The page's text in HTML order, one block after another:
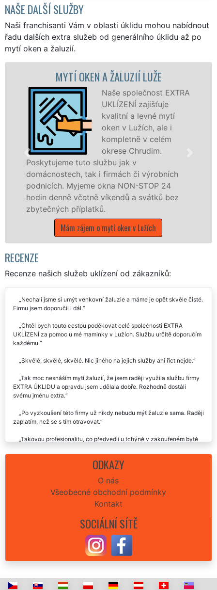
NAŠE DALŠÍ SLUŽBY
Naši franchisanti Vám v oblasti úklidu mohou nabídnout
řadu dalších extra služeb od generálního úklidu až po
mytí oken a žaluzií.
MYTÍ OKEN A ŽALUZIÍ LUŽE
Naše společnost EXTRA
UKLÍZENÍ zajišťuje
kvalitní a levné mytí
oken v Lužích, ale i
kompletně v celém
okrese Chrudim.
tuto službu jak v
tak i firmách či výrobních
Myjeme okna NON-STOP 24
denně včetně víkendů a svátků bez
příplatků.
Mám zájem o mytí oken v Lužích
RECENZE
Recenze našich služeb uklízení od zákazníků:
Nechali jsme si umýt venkovní žaluzie a máme je opět skvěle čisté.
Firmu jsem doporučil i dál.
Chtěl bych touto cestou poděkovat celé společnosti EXTRA
UKLÍZENÍ za pomoc u mé maminky v Lužích. Službu určitě doporučím
každému.
Skvělé, skvělé, skvělé. Nic jiného na jejich služby ani říct nejde.
Tak moc nesnáším mytí žaluzií, že jsem raději využila službu firmy
EXTRA ÚKLIDU a opravdu jsem udělala dobře. Rozhodně dostáli
svému jménu extra.
Po vyzkoušení této firmy už nikdy nebudu mýt žaluzie sama. Raději
zaplatím, než se s tím otravovat.
Takovou profesionalitu, co předvedli u tchýně v zakouřeném bytě
Naši zkušenost mohu popsat jen jedním slovem, paráda!
ODKAZY
O nás
Všeobecné obchodní podmínky
Kontakt
SOCIÁLNÍ SÍTĚ